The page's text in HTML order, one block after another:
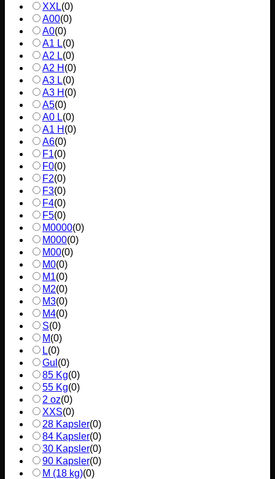
XXL(0)
A00(0)
A0(0)
A1 L(0)
A2 L(0)
A2 H (0)
A3 L(0)
A3 H (0)
A5(0)
A0 L(0)
A1 H (0)
A6(0)
F1(0)
F0(0)
F2(0)
F3(0)
F4(0)
F5(0)
M0000(0)
M000(0)
M00(0)
M0(0)
M1(0)
M2(0)
M3(0)
M4(0)
S(0)
M(0)
L(0)
Gul (0)
85 Kg(0)
55 Kg(0)
2 oz(0)
XXS(0)
28 Kapsler(0)
84 Kapsler(0)
30 Kapsler(0)
90 Kapsler(0)
M (18 kg)(0)